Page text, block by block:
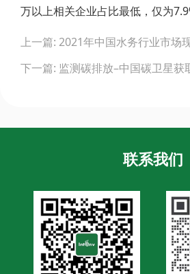
万以上相关企业占比最低，仅为
navigation
联系我们